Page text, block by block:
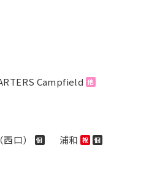
Campfield 他
口） 個 浦和 祝 個